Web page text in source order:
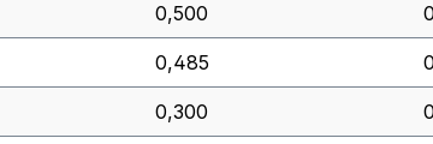
0,500
0,485
0,300